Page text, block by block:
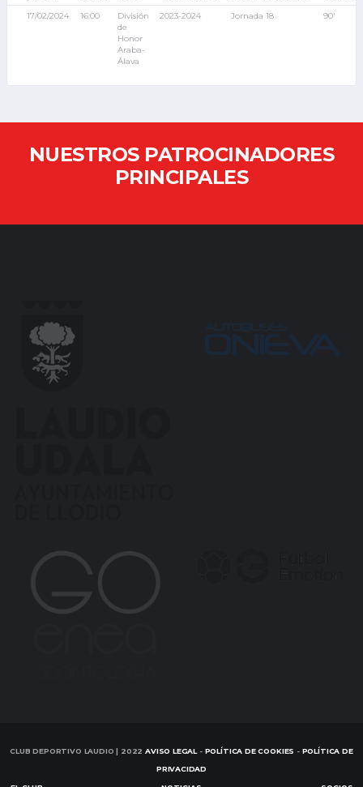
17/02/2024 16:00
División
de
Honor
Araba-
Álava
2023-2024 Jornada 18 90'
NUESTROS PATROCINADORES
PRINCIPALES
CLUB DEPORTIVO LAUDIO | 2022 AVISO LEGAL - POLÍTICA DE COOKIES - POLÍTICA DE
PRIVACIDAD